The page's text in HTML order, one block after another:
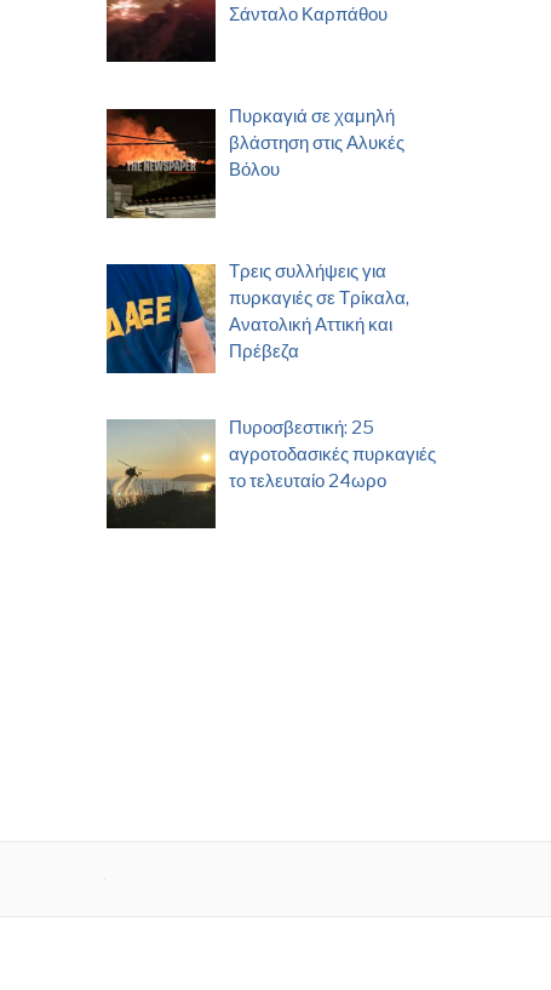
Σάνταλο Καρπάθου
Πυρκαγιά σε χαμηλή
βλάστηση στις Αλυκές
Βόλου
Τρεις συλλήψεις για
πυρκαγιές σε Τρίκαλα,
Ανατολική Αττική και
Πρέβεζα
Πυροσβεστική: 25
αγροτοδασικές πυρκαγιές
το τελευταίο 24ωρο